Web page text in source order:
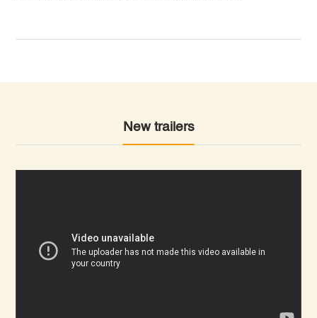
New trailers